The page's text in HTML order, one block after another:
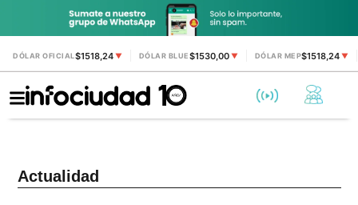
DÓLAR OFICIAL$1518,24 ▼ DÓLAR BLUE$1530,00 ▼ DÓLAR MEP$1518,24▼
Actualidad